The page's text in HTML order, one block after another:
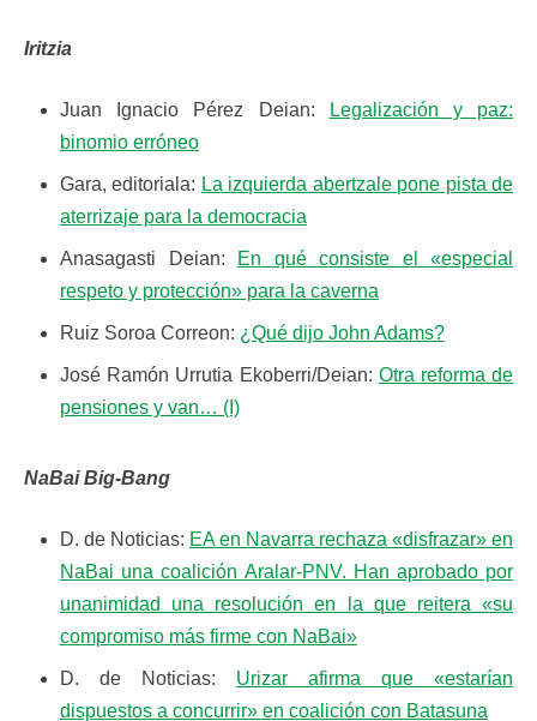
Iritzia
Juan Ignacio Pérez Deian:
Legalización y paz:
binomio erróneo
Gara, editoriala: La izquierda abertzale pone pista de
aterrizaje para la democracia
Anasagasti Deian:
En qué consiste el «especial
respeto y protección» para la caverna
Ruiz Soroa Correon: ¿Qué dijo John Adams?
José Ramón Urrutia Ekoberri/Deian: Otra reforma de
pensiones y van… (I)
NaBai Big-Bang
D. de Noticias: EA en Navarra rechaza «disfrazar» en
NaBai una coalición Aralar-PNV. Han aprobado por
unanimidad una resolución en la que reitera «su
compromiso más firme con NaBai»
D. de Noticias: Urizar afirma que «estarían
dispuestos a concurrir» en coalición con Batasuna